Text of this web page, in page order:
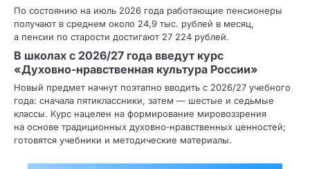
По состоянию на июль 2026 года работающие пенсионеры
получают в среднем около 24,9 тыс. рублей в месяц,
а пенсии по старости достигают 27 224 рублей.
В школах с 2026/27 года введут курс
«Духовно‑нравственная культура России»
Новый предмет начнут поэтапно вводить с 2026/27 учебного
года: сначала пятиклассники, затем — шестые и седьмые
классы. Курс нацелен на формирование мировоззрения
на основе традиционных духовно‑нравственных ценностей;
готовятся учебники и методические материалы.